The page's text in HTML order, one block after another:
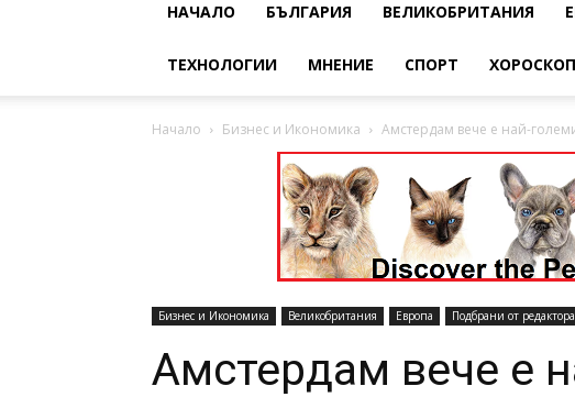
НАЧАЛО БЪЛГАРИЯ ВЕЛИКОБРИТАНИЯ
ТЕХНОЛОГИИ МНЕНИЕ СПОРТ ХОРОСКОП
Начало Бизнес и Икономика Амстердам вече е най-
Бизнес и Икономика Великобритания Европа Подбрани от редактора
Амстердам вече е